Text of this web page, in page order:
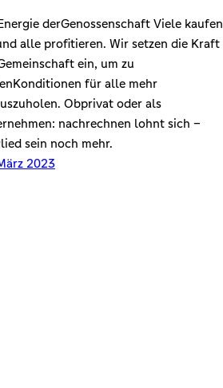
derGenossenschaft Viele kaufen
alle proﬁtieren. Wir setzen die Kraft
ein, um zu
für alle mehr
Obprivat oder als
nachrechnen lohnt sich –
sein noch mehr.
2023